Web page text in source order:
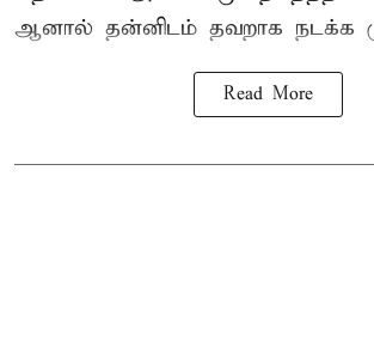
ஆனால் தன்னிடம் தவறாக நடக்க
Read More